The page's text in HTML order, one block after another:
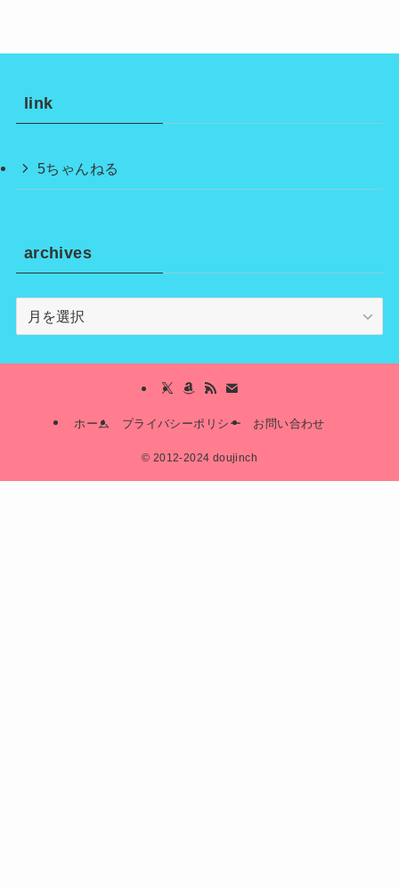
link
5ちゃんねる
archives
archives
ホーム プライバシーポリシー お問い合わせ
© 2012-2024 doujinch